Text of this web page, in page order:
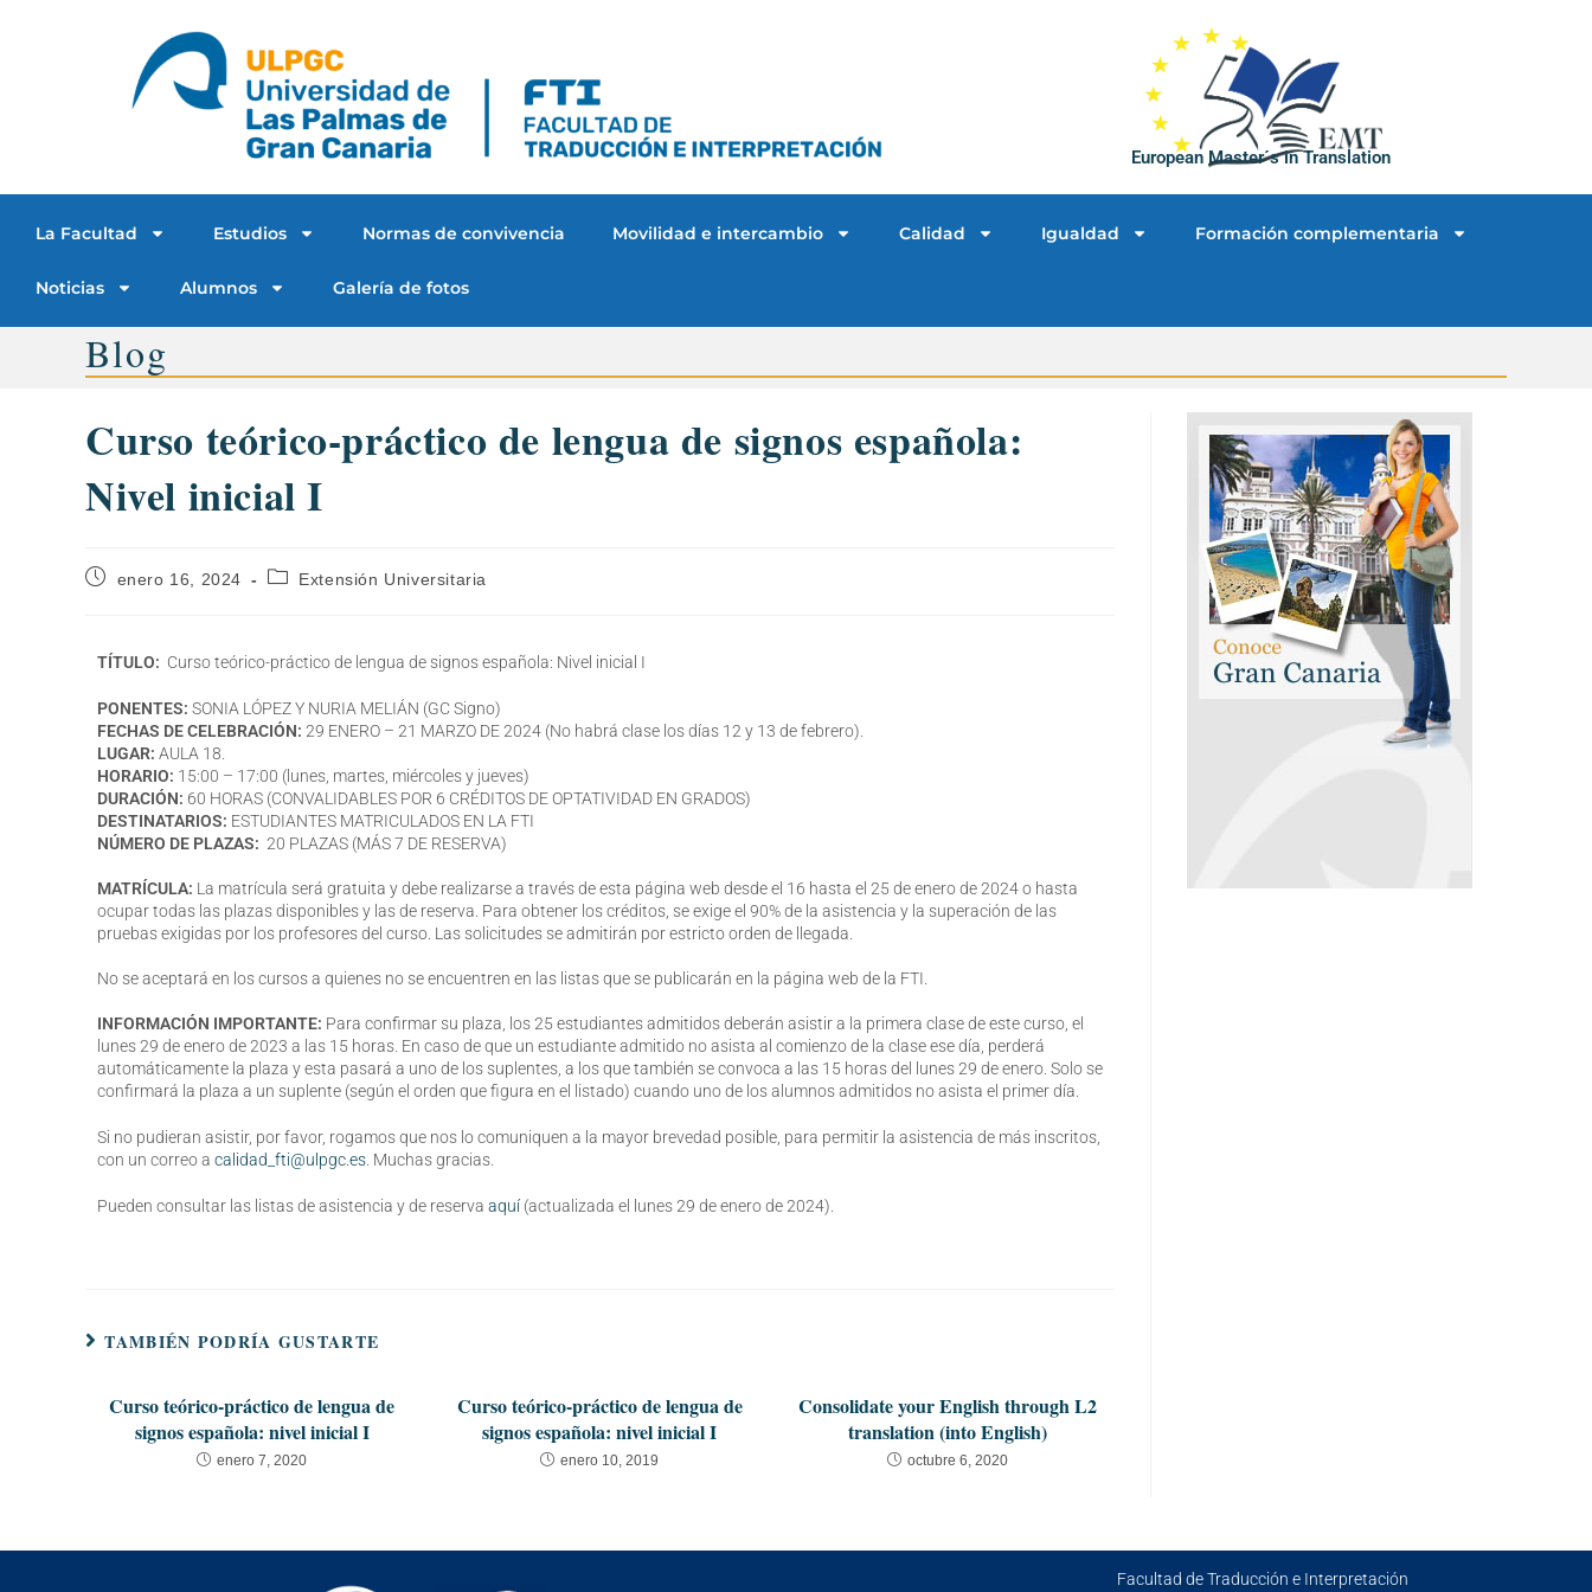
European Master´s in Translation
La Facultad Estudios Normas de convivencia Movilidad e intercambio Calidad Igualdad Formación complementaria
Noticias Alumnos Galería de fotos
Blog
Curso teórico-práctico de lengua de signos española:
Nivel inicial I
enero 16, 2024 Extensión Universitaria
TÍTULO: Curso teórico-práctico de lengua de signos española: Nivel inicial I
PONENTES: SONIA LÓPEZ Y NURIA MELIÁN (GC Signo)
FECHAS DE CELEBRACIÓN: 29 ENERO – 21 MARZO DE 2024 (No habrá clase los días 12 y 13 de febrero).
LUGAR: AULA 18.
HORARIO: 15:00 – 17:00 (lunes, martes, miércoles y jueves)
DURACIÓN: 60 HORAS (CONVALIDABLES POR 6 CRÉDITOS DE OPTATIVIDAD EN GRADOS)
DESTINATARIOS: ESTUDIANTES MATRICULADOS EN LA FTI
NÚMERO DE PLAZAS: 20 PLAZAS (MÁS 7 DE RESERVA)
MATRÍCULA: La matrícula será gratuita y debe realizarse a través de esta página web desde el 16 hasta el 25 de enero de 2024 o hasta
ocupar todas las plazas disponibles y las de reserva. Para obtener los créditos, se exige el 90% de la asistencia y la superación de las
pruebas exigidas por los profesores del curso. Las solicitudes se admitirán por estricto orden de llegada.
No se aceptará en los cursos a quienes no se encuentren en las listas que se publicarán en la página web de la FTI.
INFORMACIÓN IMPORTANTE: Para confirmar su plaza, los 25 estudiantes admitidos deberán asistir a la primera clase de este curso, el
lunes 29 de enero de 2023 a las 15 horas. En caso de que un estudiante admitido no asista al comienzo de la clase ese día, perderá
automáticamente la plaza y esta pasará a uno de los suplentes, a los que también se convoca a las 15 horas del lunes 29 de enero. Solo se
confirmará la plaza a un suplente (según el orden que figura en el listado) cuando uno de los alumnos admitidos no asista el primer día.
Si no pudieran asistir, por favor, rogamos que nos lo comuniquen a la mayor brevedad posible, para permitir la asistencia de más inscritos,
con un correo a calidad_fti@ulpgc.es . Muchas gracias.
Pueden consultar las listas de asistencia y de reserva aquí (actualizada el lunes 29 de enero de 2024).
TAMBIÉN PODRÍA GUSTARTE
Curso teórico-práctico de lengua de
signos española: nivel inicial I
enero 7, 2020
Curso teórico-práctico de lengua de
signos española: nivel inicial I
enero 10, 2019
Consolidate your English through L2
translation (into English)
octubre 6, 2020
Facultad de Traducción e Interpretación